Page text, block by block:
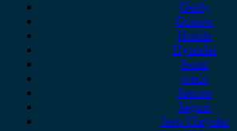
Geely
Gonow
Honda
Hyundai
Isuzu
iveco
Jaecoo
Jaguar
Jeep Chrysler